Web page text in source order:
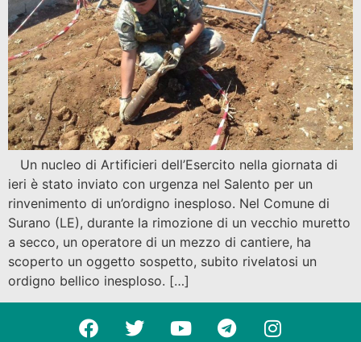
Un nucleo di Artificieri dell’Esercito nella giornata di
ieri è stato inviato con urgenza nel Salento per un
rinvenimento di un’ordigno inesploso. Nel Comune di
Surano (LE), durante la rimozione di un vecchio muretto
a secco, un operatore di un mezzo di cantiere, ha
scoperto un oggetto sospetto, subito rivelatosi un
ordigno bellico inesploso. […]